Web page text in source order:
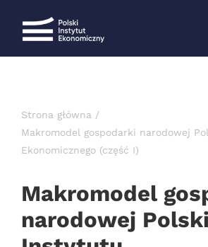
Strona główna
Makromodel gospodarki narodowej
Ekonomicznego (część I)
Makromodel
narodowej